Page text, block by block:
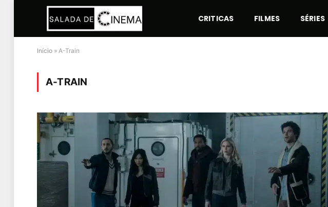
CRITICAS FILMES SÉRIES
Início » A-Train
A-TRAIN